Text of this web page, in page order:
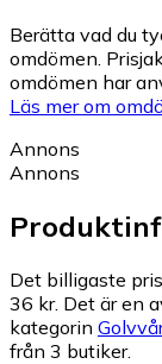
Berätta vad du
omdömen.
omdömen har
Läs mer om
Annons
Annons
Det billigaste
36 kr. Det är en
kategorin
från 3 butiker.